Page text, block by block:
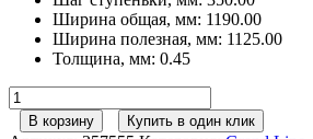
Ширина общая, мм: 1190.00
Ширина полезная, мм: 1125.00
Толщина, мм: 0.45
Количество
товара
Grand
В корзину Купить в один клик